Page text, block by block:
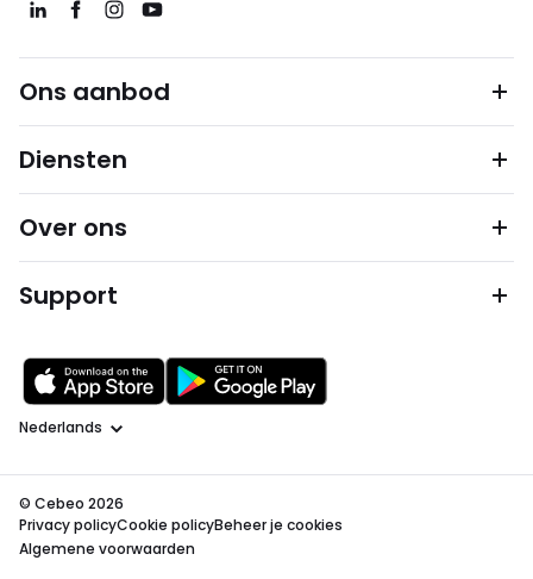
Ons aanbod
Diensten
Over ons
Support
Taal
© Cebeo 2026
Privacy policyCookie policyBeheer je cookies
Algemene voorwaarden